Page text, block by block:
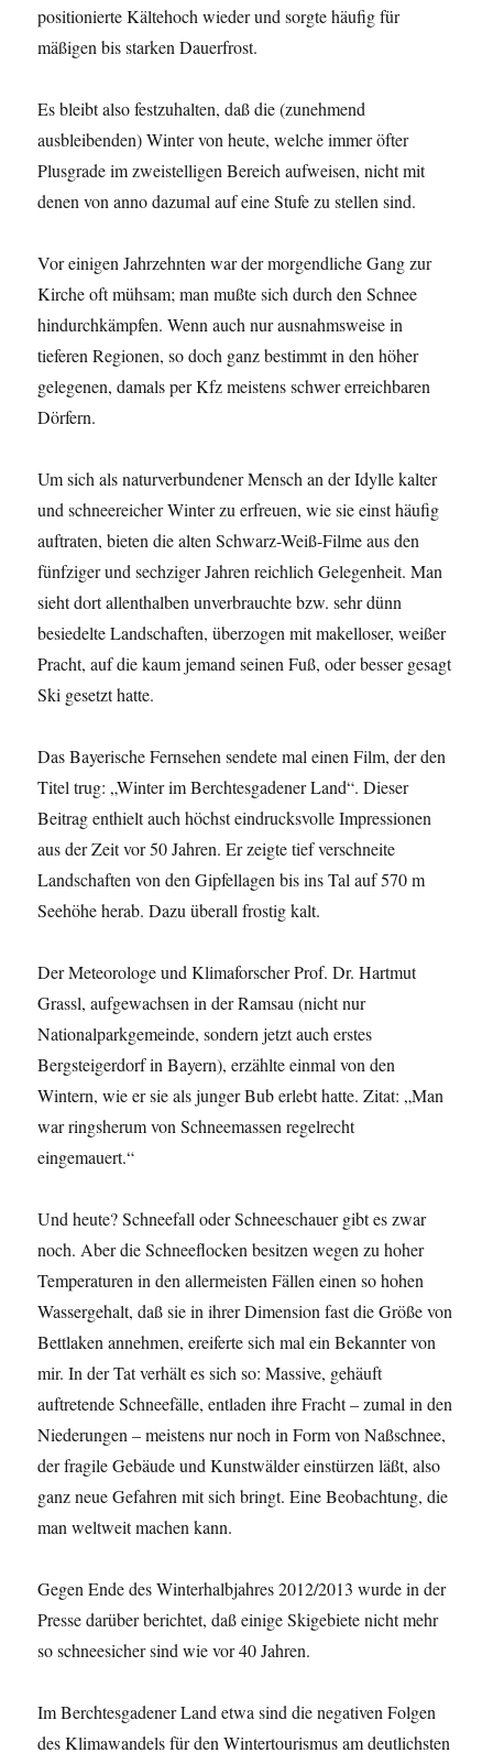
positionierte Kältehoch wieder und sorgte häufig für
mäßigen bis starken Dauerfrost.
Es bleibt also festzuhalten, daß die (zunehmend
ausbleibenden) Winter von heute, welche immer öfter
Plusgrade im zweistelligen Bereich aufweisen, nicht mit
denen von anno dazumal auf eine Stufe zu stellen sind.
Vor einigen Jahrzehnten war der morgendliche Gang zur
Kirche oft mühsam; man mußte sich durch den Schnee
hindurchkämpfen. Wenn auch nur ausnahmsweise in
tieferen Regionen, so doch ganz bestimmt in den höher
gelegenen, damals per Kfz meistens schwer erreichbaren
Dörfern.
Um sich als naturverbundener Mensch an der Idylle kalter
und schneereicher Winter zu erfreuen, wie sie einst häufig
auftraten, bieten die alten Schwarz-Weiß-Filme aus den
fünfziger und sechziger Jahren reichlich Gelegenheit. Man
sieht dort allenthalben unverbrauchte bzw. sehr dünn
besiedelte Landschaften, überzogen mit makelloser, weißer
Pracht, auf die kaum jemand seinen Fuß, oder besser gesagt
Ski gesetzt hatte.
Das Bayerische Fernsehen sendete mal einen Film, der den
Titel trug: „Winter im Berchtesgadener Land“. Dieser
Beitrag enthielt auch höchst eindrucksvolle Impressionen
aus der Zeit vor 50 Jahren. Er zeigte tief verschneite
Landschaften von den Gipfellagen bis ins Tal auf 570 m
Seehöhe herab. Dazu überall frostig kalt.
Der Meteorologe und Klimaforscher Prof. Dr. Hartmut
Grassl, aufgewachsen in der Ramsau (nicht nur
Nationalparkgemeinde, sondern jetzt auch erstes
Bergsteigerdorf in Bayern), erzählte einmal von den
Wintern, wie er sie als junger Bub erlebt hatte. Zitat: „Man
war ringsherum von Schneemassen regelrecht
eingemauert.“
Und heute? Schneefall oder Schneeschauer gibt es zwar
noch. Aber die Schneeflocken besitzen wegen zu hoher
Temperaturen in den allermeisten Fällen einen so hohen
Wassergehalt, daß sie in ihrer Dimension fast die Größe von
Bettlaken annehmen, ereiferte sich mal ein Bekannter von
mir. In der Tat verhält es sich so: Massive, gehäuft
auftretende Schneefälle, entladen ihre Fracht – zumal in den
Niederungen – meistens nur noch in Form von Naßschnee,
der fragile Gebäude und Kunstwälder einstürzen läßt, also
ganz neue Gefahren mit sich bringt. Eine Beobachtung, die
man weltweit machen kann.
Gegen Ende des Winterhalbjahres 2012/2013 wurde in der
Presse darüber berichtet, daß einige Skigebiete nicht mehr
so schneesicher sind wie vor 40 Jahren.
Im Berchtesgadener Land etwa sind die negativen Folgen
des Klimawandels für den Wintertourismus am deutlichsten